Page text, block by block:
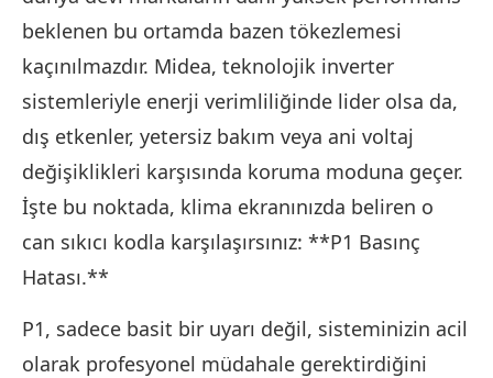
beklenen bu ortamda bazen tökezlemesi
kaçınılmazdır. Midea, teknolojik inverter
sistemleriyle enerji verimliliğinde lider olsa da,
dış etkenler, yetersiz bakım veya ani voltaj
değişiklikleri karşısında koruma moduna geçer.
İşte bu noktada, klima ekranınızda beliren o
can sıkıcı kodla karşılaşırsınız: **P1 Basınç
Hatası.**
P1, sadece basit bir uyarı değil, sisteminizin acil
olarak profesyonel müdahale gerektirdiğini